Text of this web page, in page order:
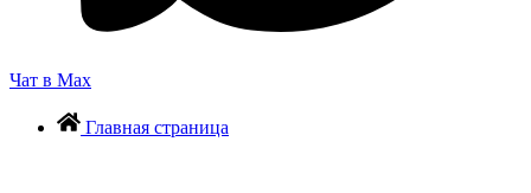
Чат в Max
Главная страница